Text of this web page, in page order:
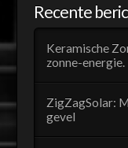
Recente
Keramische
zonne-energie.
ZigZagSolar:
gevel